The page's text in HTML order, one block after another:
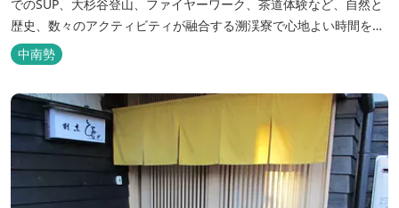
でのSUP、大杉谷登山、ファイヤーワーク、茶道体験など、自然と
歴史、数々のアクティビティが融合する溯渓寮で心地よい時間をお
過ごしください。 溯渓寮A棟は、22㎡の広々としたLDKを有する清
潔な宿泊棟です。大きな窓からは四季折々の美しい風景を眺望で
き、夏場はウッドデッキ、冬場は薪ストーブと、季節を感じながら
の滞在が可能です。落ち...
中南勢